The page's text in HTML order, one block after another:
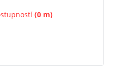
(0 m)